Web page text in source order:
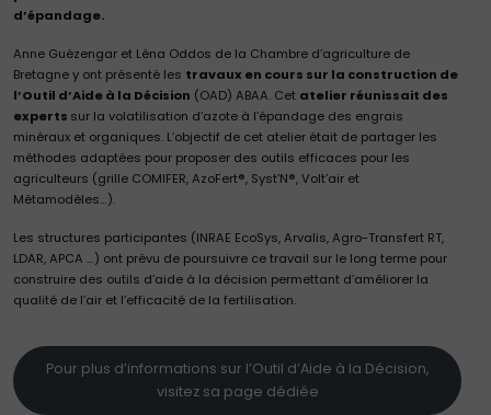
d’épandage.
Anne Guézengar et Léna Oddos de la Chambre d’agriculture de
Bretagne y ont présenté les travaux en cours sur la construction de
l’Outil d’Aide à la Décision (OAD) ABAA. Cet atelier réunissait des
experts sur la volatilisation d’azote à l’épandage des engrais
minéraux et organiques. L’objectif de cet atelier était de partager les
méthodes adaptées pour proposer des outils efficaces pour les
agriculteurs (grille COMIFER, AzoFert®, Syst’N®, Volt’air et
Métamodèles…).
Les structures participantes (INRAE EcoSys, Arvalis, Agro-Transfert RT,
LDAR, APCA …) ont prévu de poursuivre ce travail sur le long terme pour
construire des outils d’aide à la décision permettant d’améliorer la
qualité de l’air et l’efficacité de la fertilisation.
Pour plus d’informations sur l’Outil d’Aide à la Décision,
visitez sa page dédiée